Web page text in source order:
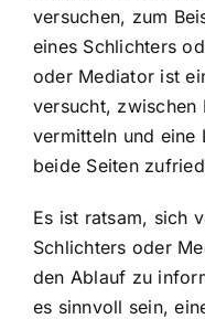
versuchen, zum
eines Schlichters
oder Mediator ist
versucht, zwischen
vermitteln und eine
beide Seiten
Es ist ratsam, sich
Schlichters oder
den Ablauf zu
es sinnvoll sein,